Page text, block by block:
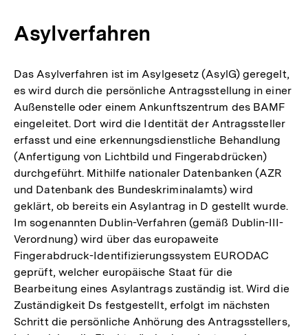
Asylverfahren
Das Asylverfahren ist im Asylgesetz (AsylG) geregelt,
es wird durch die persönliche Antragsstellung in einer
Außenstelle oder einem Ankunftszentrum des BAMF
eingeleitet. Dort wird die Identität der Antragssteller
erfasst und eine erkennungsdienstliche Behandlung
(Anfertigung von Lichtbild und Fingerabdrücken)
durchgeführt. Mithilfe nationaler Datenbanken (AZR
und Datenbank des Bundeskriminalamts) wird
geklärt, ob bereits ein Asylantrag in D gestellt wurde.
Im sogenannten Dublin-Verfahren (gemäß Dublin-III-
Verordnung) wird über das europaweite
Fingerabdruck-Identifizierungssystem EURODAC
geprüft, welcher europäische Staat für die
Bearbeitung eines Asylantrags zuständig ist. Wird die
Zuständigkeit Ds festgestellt, erfolgt im nächsten
Schritt die persönliche Anhörung des Antragsstellers,